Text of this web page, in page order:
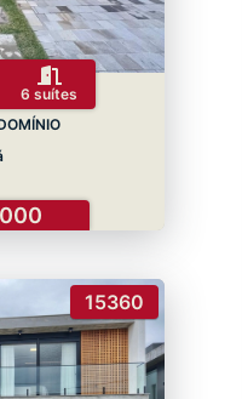
6 suítes
15360